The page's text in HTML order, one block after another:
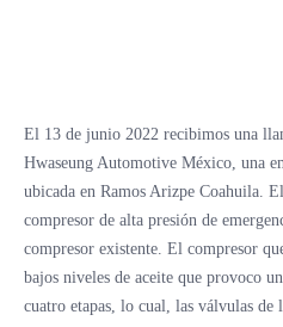
El 13 de junio 2022 recibimos una
Hwaseung Automotive México, una
ubicada en Ramos Arizpe Coahuila.
compresor de alta presión de
compresor existente. El compresor
bajos niveles de aceite que provoco
cuatro etapas, lo cual, las válvulas de